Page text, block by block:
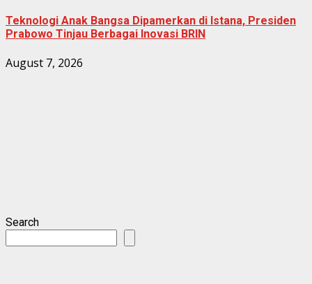
Teknologi Anak Bangsa Dipamerkan di Istana, Presiden
Prabowo Tinjau Berbagai Inovasi BRIN
August 7, 2026
Search